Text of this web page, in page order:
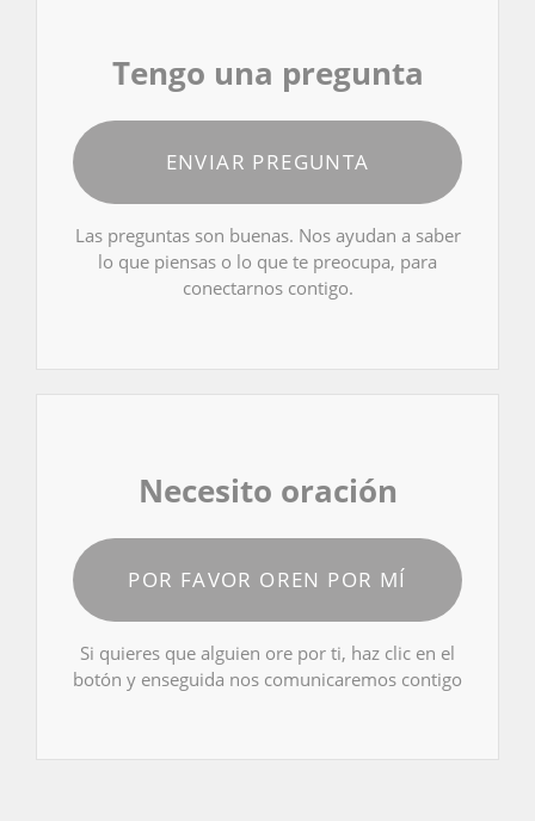
Tengo una pregunta
ENVIAR PREGUNTA
Las preguntas son buenas. Nos ayudan a saber
lo que piensas o lo que te preocupa, para
conectarnos contigo.
Necesito oración
POR FAVOR OREN POR MÍ
Si quieres que alguien ore por ti, haz clic en el
botón y enseguida nos comunicaremos contigo